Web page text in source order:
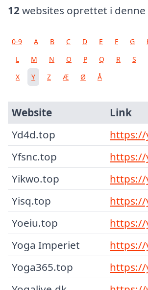
12websites oprettet i
0-9 A B C D E F G
L
M N O P Q R S
X
Y Z Æ Ø Å
Website
Link
Yd4d.top
Yfsnc.top
Yikwo.top
Yisq.top
Yoeiu.top
Yoga Imperiet
https://
Yoga365.top
https://